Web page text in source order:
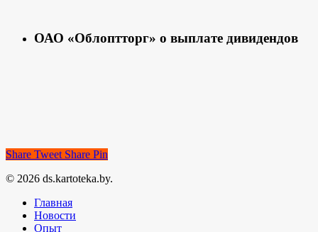
ОАО «Облоптторг» о выплате дивидендов
Share Tweet Share Pin
© 2026 ds.kartoteka.by.
Главная
Новости
Опыт